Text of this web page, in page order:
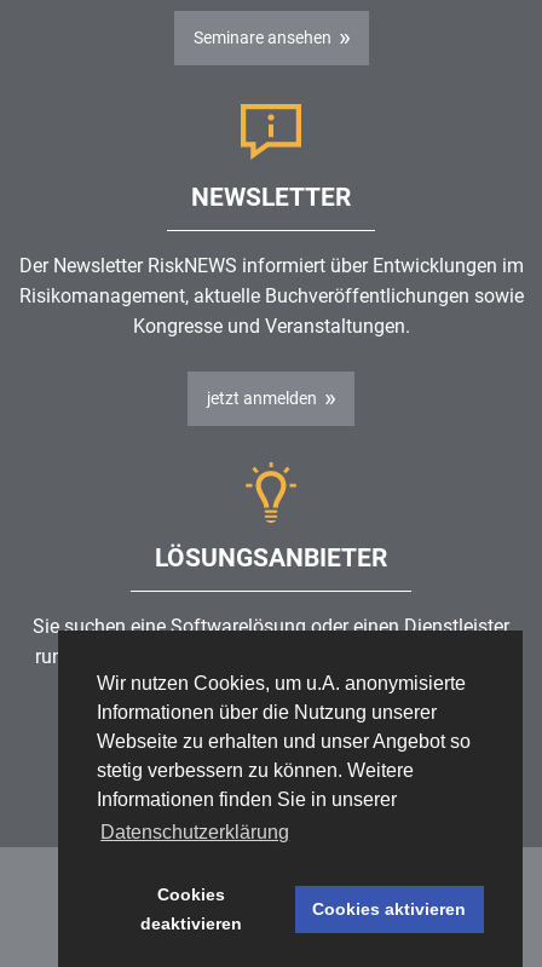
Wir nutzen Cookies, um u.A. anonymisierte
Informationen über die Nutzung unserer
Webseite zu erhalten und unser Angebot so
stetig verbessern zu können. Weitere
Informationen finden Sie in unserer
Datenschutzerklärung
Cookies
deaktivieren
Cookies aktivieren
Seminare ansehen
NEWSLETTER
Der Newsletter RiskNEWS informiert über Entwicklungen im
Risikomanagement, aktuelle Buchveröffentlichungen sowie
Kongresse und Veranstaltungen.
jetzt anmelden
LÖSUNGSANBIETER
Sie suchen eine Softwarelösung oder einen Dienstleister
rund um die Themen
ISMS?
Partner finden
Impressum/Sitemap